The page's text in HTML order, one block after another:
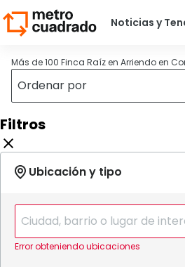
Más de 100 Finca Raíz en Arriendo en
Filtros
Error obteniendo ubicaciones